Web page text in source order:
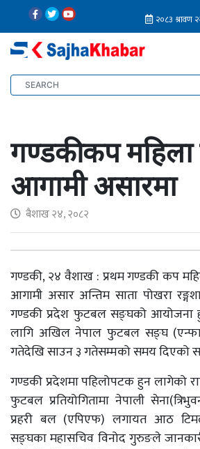
गण्डकी कप
आगामी असारमा
बैशाख २४, २०८२
गण्डकी, २४ वैशाख : प्रथम गण्डकी कप
आगामी असार अन्तिम साता पोखरा
गण्डकी प्रदेश फुटबल सङ्घको आयोजना
लागि अखिल नेपाल फुटबल सङ्घ
गतेदेखि साउन ३ गतेसम्मको समय दिएको
गण्डकी प्रदेशमा पहिलोपटक हुन लागेको
फुटबल प्रतियोगितामा नेपाली
प्रहरी बल (एपिएफ) लगायत आठ
सङ्घका महासचिव विनोद गुरुङले